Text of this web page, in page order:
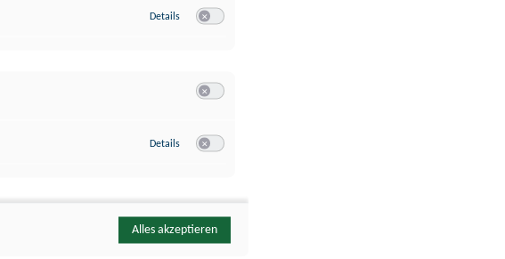
Details zu Google Analytics
Details zu YouTube
Alles akzeptieren